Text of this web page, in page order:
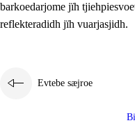
barkoedarjome jïh
reflekteradidh jïh vuarjasjidh.
Evtebe sæjroe